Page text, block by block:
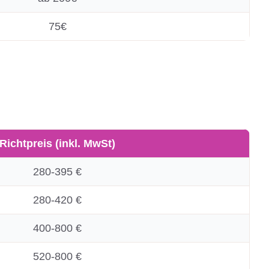
75€
Richtpreis (inkl. MwSt)
280-395 €
280-420 €
400-800 €
520-800 €